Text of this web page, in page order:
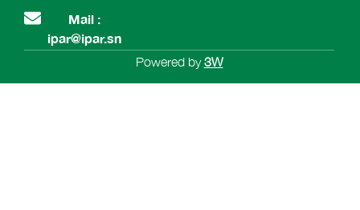
Mail :
ipar@ipar.sn
Powered by3W